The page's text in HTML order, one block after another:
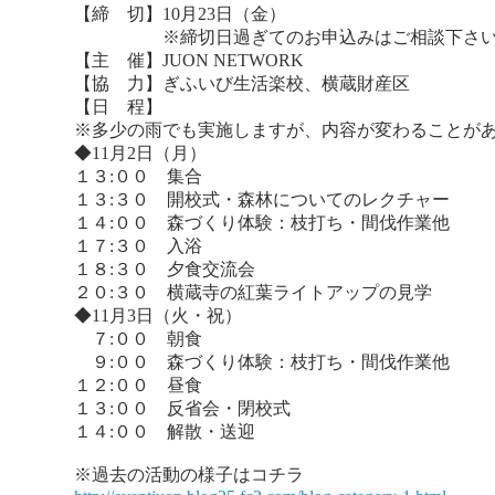
【締 切】10月23日（金）
※締切日過ぎてのお申込みはご相談下さい
【主 催】JUON NETWORK
【協 力】ぎふいび生活楽校、横蔵財産区
【日 程】
※多少の雨でも実施しますが、内容が変わることがあ
◆11月2日（月）
１３:００ 集合
１３:３０ 開校式・森林についてのレクチャー
１４:００ 森づくり体験：枝打ち・間伐作業他
１７:３０ 入浴
１８:３０ 夕食交流会
２０:３０ 横蔵寺の紅葉ライトアップの見学
◆11月3日（火・祝）
７:００ 朝食
９:００ 森づくり体験：枝打ち・間伐作業他
１２:００ 昼食
１３:００ 反省会・閉校式
１４:００ 解散・送迎
※過去の活動の様子はコチラ